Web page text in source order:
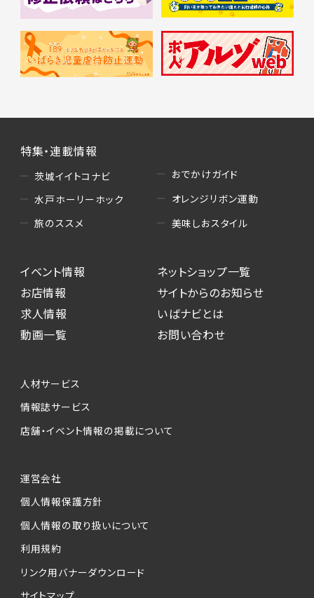
特集・連載情報
茨城イイトコナビ
水戸ホーリーホック
旅のススメ
おでかけガイド
オレンジリボン運動
美味しおスタイル
イベント情報
お店情報
求人情報
動画一覧
ネットショップ一覧
サイトからのお知らせ
いばナビとは
お問い合わせ
人材サービス
情報誌サービス
店舗・イベント情報の掲載について
運営会社
個人情報保護方針
個人情報の取り扱いについて
利用規約
リンク用バナーダウンロード